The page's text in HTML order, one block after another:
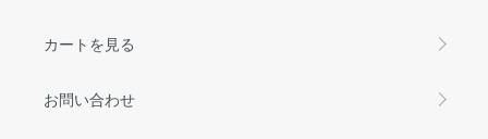
カートを見る
お問い合わせ